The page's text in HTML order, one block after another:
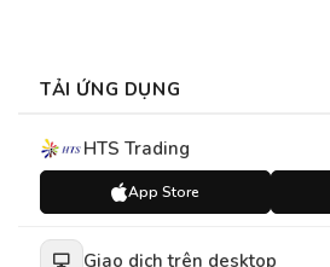
TẢI ỨNG DỤNG
HTS Trading
App Store
Giao dịch trên desktop